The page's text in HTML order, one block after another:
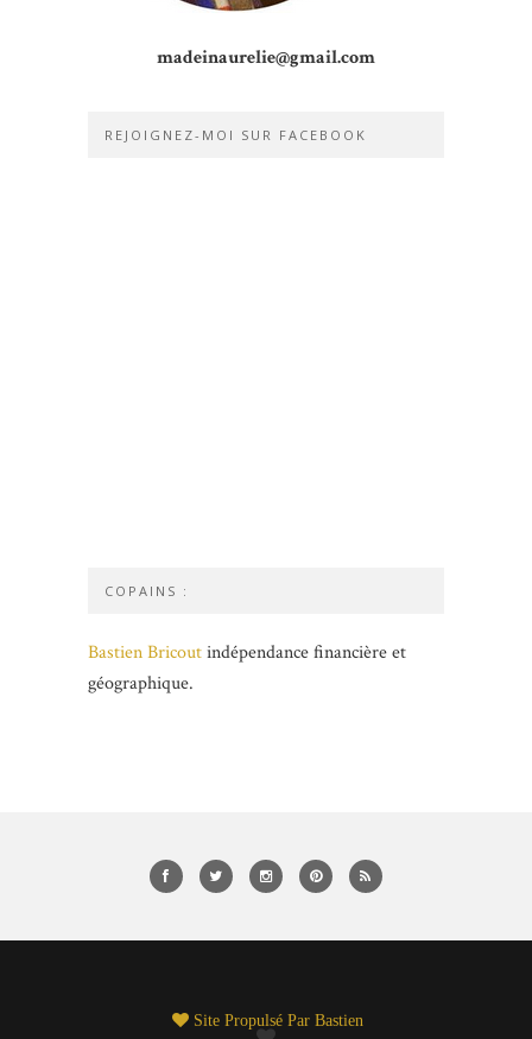
madeinaurelie@gmail.com
REJOIGNEZ-MOI SUR FACEBOOK
COPAINS :
Bastien Bricoutindépendance financière et
géographique.
Site Propulsé Par Bastien